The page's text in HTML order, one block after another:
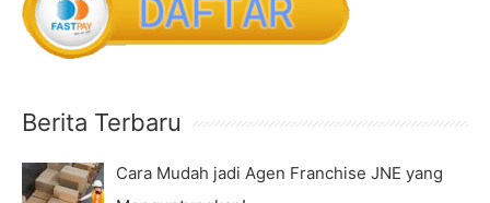
Berita Terbaru
Cara Mudah jadi Agen Franchise JNE yang